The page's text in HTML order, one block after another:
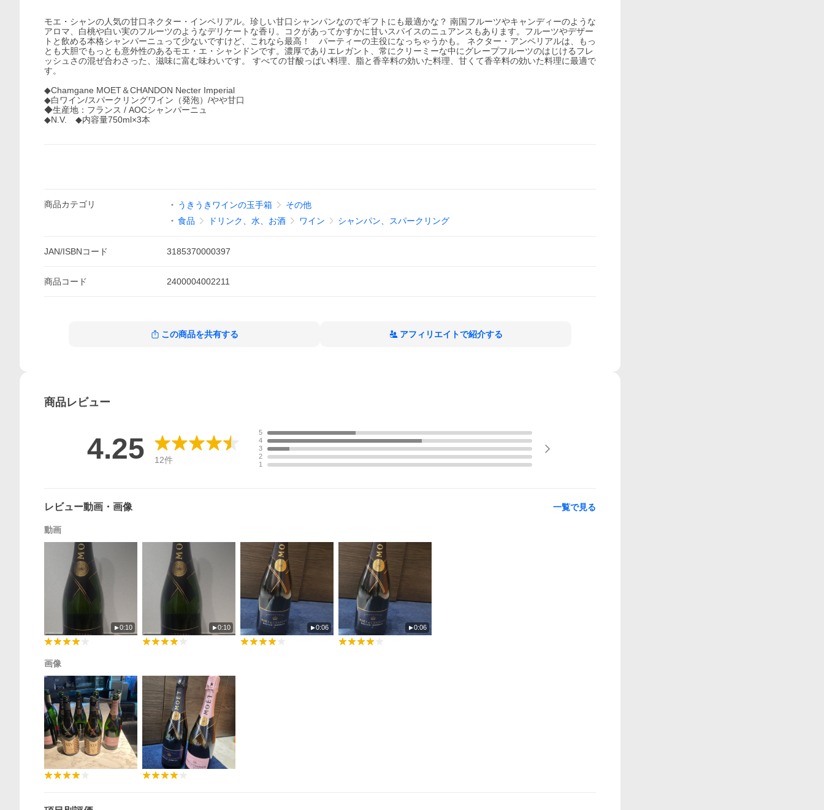
モエ・シャンの人気の甘口ネクター・インペリアル。珍しい甘口シャンパンなのでギフトにも最適かな？ 南国フルーツやキャンディーのような
アロマ、白桃や白い実のフルーツのようなデリケートな香り。コクがあってかすかに甘いスパイスのニュアンスもあります。フルーツやデザー
トと飲める本格シャンパーニュって少ないですけど、これなら最高！ パーティーの主役になっちゃうかも。 ネクター・アンペリアルは、もっ
とも大胆でもっとも意外性のあるモエ・エ・シャンドンです。濃厚でありエレガント、常にクリーミーな中にグレープフルーツのはじけるフレ
ッシュさの混ぜ合わさった、滋味に富む味わいです。 すべての甘酸っぱい料理、脂と香辛料の効いた料理、甘くて香辛料の効いた料理に最適で
す。
◆Chamgane MOET＆CHANDON Necter Imperial
◆白ワイン/スパークリングワイン（発泡）/やや甘口
◆生産地：フランス / AOCシャンパーニュ
◆N.V. ◆内容量750ml×3本
商品カテゴリ うきうきワインの玉手箱
その他
食品
ドリンク、水、お酒 ワイン シャンパン、スパークリング
JAN/ISBNコード 3185370000397
商品コード 2400004002211
この商品を共有する アフィリエイトで紹介する
商品レビュー
4.25 12件
5
4
3
2
1
レビュー動画・画像 一覧で見る
動画
0:10 0:10 0:06 0:06
画像